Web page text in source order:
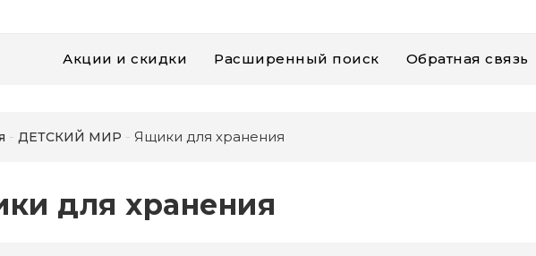
Акции и скидки Расширенный поиск Обратная связь
ДЕТСКИЙ МИР Ящики для хранения
для хранения